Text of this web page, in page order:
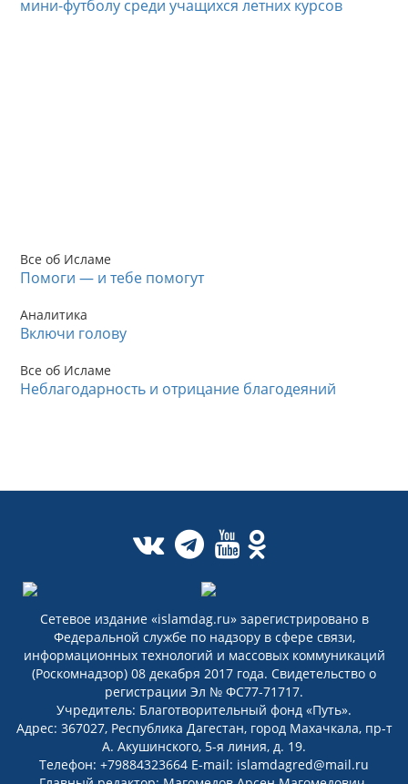
мини-футболу среди учащихся летних курсов
Все об Исламе
Помоги — и тебе помогут
Аналитика
Включи голову
Все об Исламе
Неблагодарность и отрицание благодеяний
Сетевое издание «islamdag.ru» зарегистрировано в
Федеральной службе по надзору в сфере связи,
информационных технологий и массовых коммуникаций
(Роскомнадзор) 08 декабря 2017 года. Свидетельство о
регистрации Эл № ФС77-71717.
Учредитель: Благотворительный фонд «Путь».
Адрес: 367027, Республика Дагестан, город Махачкала, пр-т
А. Акушинского, 5-я линия, д. 19.
Телефон: +79884323664 E-mail: islamdagred@mail.ru